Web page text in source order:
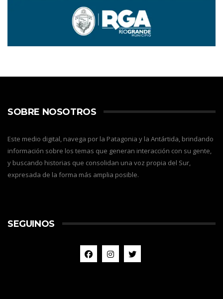
SOBRE NOSOTROS
Este medio digital, navega por la Patagonia y la Antártida, brindando
información sobre los temas que generan interacción con su gente,
y buscando historias que consolidan una voz propia del Sur,
expresada de la forma más amplia posible.
SEGUINOS